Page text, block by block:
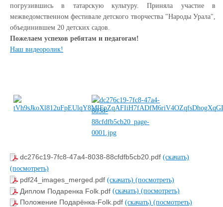
погрузившись в татарскую культуру. Приняла участие в
межведомственном фестивале детского творчества "Народы Урала",
объединившем 20 детских садов.
Пожелаем успехов ребятам и педагогам!
Наш видеоролик!
dc276c19-7fc8-47a4-8038-88cfdfb5cb20.pdf (скачать)
(посмотреть)
pdf24_images_merged.pdf (скачать) (посмотреть)
Диплом Подаренка Folk.pdf (скачать) (посмотреть)
Положение Подарёнка-Folk.pdf (скачать) (посмотреть)